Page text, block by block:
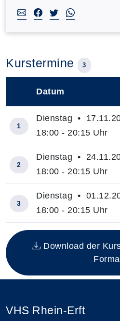
Kurstermine 3
Insgesamt gibt es 3
Datum
1
Dienstag •
18:00 - 20:15 Uhr
2
Dienstag •
18:00 - 20:15 Uhr
3
Dienstag •
18:00 - 20:15 Uhr
Download der
VHS Rhein-Erft